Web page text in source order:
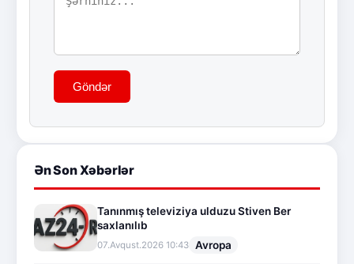
Göndər
Ən Son Xəbərlər
Tanınmış televiziya ulduzu Stiven Ber
saxlanılıb
07.Avqust.2026 10:43 Avropa